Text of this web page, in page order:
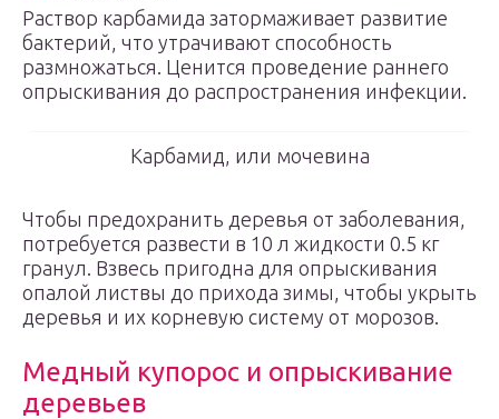
Раствор карбамида затормаживает развитие
бактерий, что утрачивают способность
размножаться. Ценится проведение раннего
опрыскивания до распространения инфекции.
Карбамид, или мочевина
Чтобы предохранить деревья от заболевания,
потребуется развести в 10 л жидкости 0.5 кг
гранул. Взвесь пригодна для опрыскивания
опалой листвы до прихода зимы, чтобы укрыть
деревья и их корневую систему от морозов.
Медный купорос и опрыскивание
деревьев